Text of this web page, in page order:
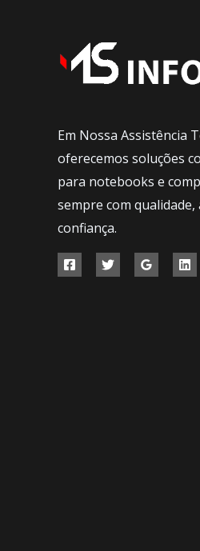
Em Nossa Assistência
oferecemos soluções
para notebooks e
sempre com qualidade,
confiança.